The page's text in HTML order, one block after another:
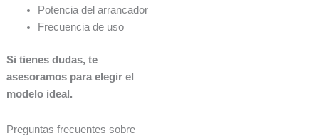
Potencia del arrancador
Frecuencia de uso
Si tienes dudas, te
asesoramos para elegir el
modelo ideal.
Preguntas frecuentes sobre